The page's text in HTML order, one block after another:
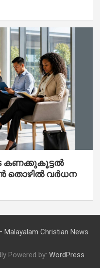
കണക്കുകൂട്ടൽ
തൊഴിൽ വർധന
Malayalam Christian News
Powered by: WordPress